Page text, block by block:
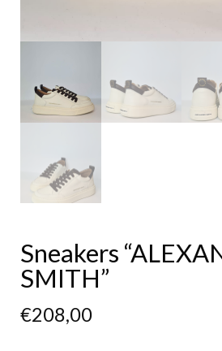
Sneakers
SMITH”
€208,00